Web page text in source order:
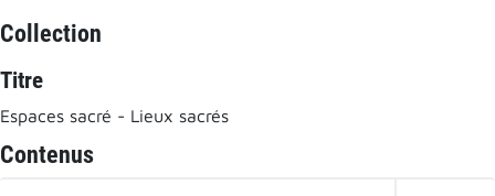
Collection
Titre
Espaces sacré - Lieux sacrés
Contenus